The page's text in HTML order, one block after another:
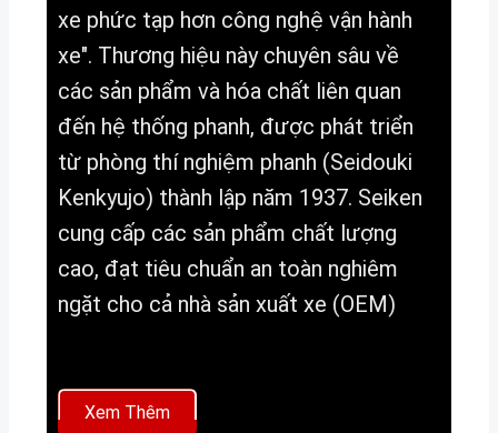
xe phức tạp hơn công nghệ vận hành
xe". Thương hiệu này chuyên sâu về
các sản phẩm và hóa chất liên quan
đến hệ thống phanh, được phát triển
từ phòng thí nghiệm phanh (Seidouki
Kenkyujo) thành lập năm 1937. Seiken
cung cấp các sản phẩm chất lượng
cao, đạt tiêu chuẩn an toàn nghiêm
ngặt cho cả nhà sản xuất xe (OEM)
Xem Thêm